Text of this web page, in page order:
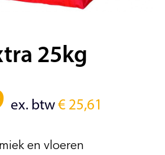
25kg
ex. btw € 25,61
en vloeren